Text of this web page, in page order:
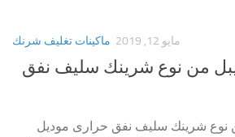
ماكينات تغليف شرنك مايو 12, 2019
من نوع شرينك سليف نفق
نوع شرينك سليف نفق حرارى موديل